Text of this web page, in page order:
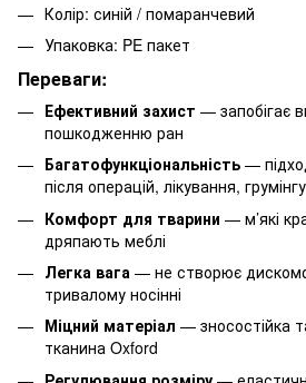
Колір: синій / помаранчевий
Упаковка: PE пакет
Переваги:
Ефективний захист — запобігає
пошкодженню ран
Багатофункціональність —
після операцій, лікування, грумінгу
Комфорт для тварини — м’які
дряпають меблі
Легка вага — не створює
тривалому носінні
Міцний матеріал — зносостійка
тканина Oxford